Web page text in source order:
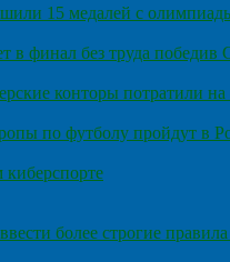
15 медалей с
в финал без труда победив
конторы потратили на
по футболу пройдут в
киберспорте
более строгие